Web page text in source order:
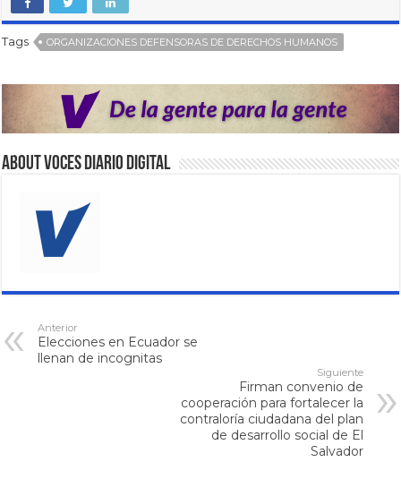
Tags ORGANIZACIONES DEFENSORAS DE DERECHOS HUMANOS
About VOCES Diario digital
Anterior
Elecciones en Ecuador se
llenan de incognitas
Siguiente
Firman convenio de
cooperación para fortalecer la
contraloría ciudadana del plan
de desarrollo social de El
Salvador